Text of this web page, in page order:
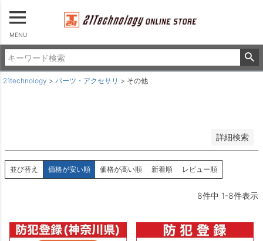
MENU
21technology パーツ・アクセサリ その他
詳細検索
登録順
価格が安い順
優先度順
レビュー順
キーワードヒット順
並び替え 価格が安い順 価格が高い順 新着順 レビュー順
8件中 1-8件表示